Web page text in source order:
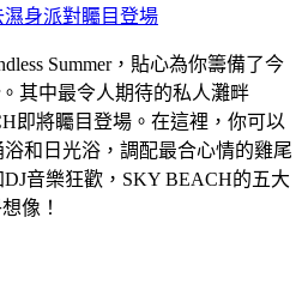
Summer，貼心為你籌備了今
其中最令人期待的私人灘畔
即將矚目登場。在這裡，你可以
和日光浴，調配最合心情的雞尾
音樂狂歡，SKY BEACH的五大
像！